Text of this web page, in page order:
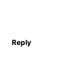
Reply